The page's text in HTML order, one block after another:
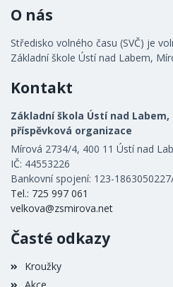
O nás
Středisko volného času (SVČ) je
Základní škole Ústí nad Labem,
Kontakt
Základní škola Ústí nad Labem,
příspěvková organizace
Mírová 2734/4, 400 11 Ústí nad
IČ: 44553226
Bankovní spojení: 123-
Tel.: 725 997 061
velkova@zsmirova.net
Časté odkazy
Kroužky